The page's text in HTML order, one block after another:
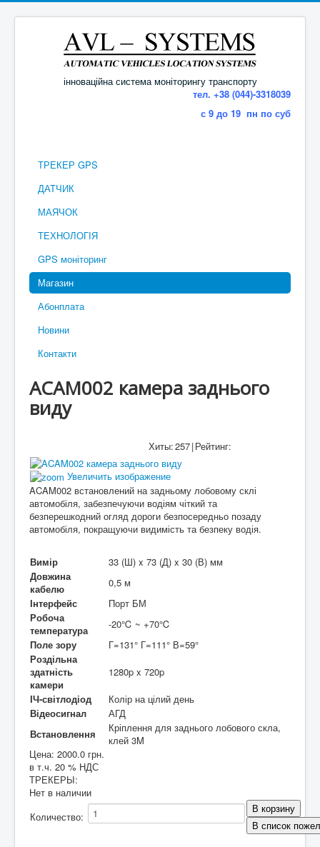
інноваційна система моніторингу транспорту
тел. +38 (044)-3318039
с 9 до 19 пн по суб
ТРЕКЕР GPS
ДАТЧИК
МАЯЧОК
ТЕХНОЛОГІЯ
GPS моніторинг
Магазин
Абонплата
Новини
Контакти
ACAM002 камера заднього
виду
Хиты:257|Рейтинг:
Увеличить изображение
ACAM002 встановлений на задньому лобовому склі
автомобіля, забезпечуючи водіям чіткий та
безперешкодний огляд дороги безпосередньо позаду
автомобіля, покращуючи видимість та безпеку водія.
Вимір
33 (Ш) x 73 (Д) x 30 (В) мм
Довжина
кабелю
0,5 м
Інтерфейс
Порт БМ
Робоча
температура
-20℃ ~ +70℃
Поле зору
Г=131° Г=111° В=59°
Роздільна
здатність
камери
1280p x 720p
ІЧ-світлодіод
Колір на цілий день
Відеосигнал
АГД
Встановлення
Кріплення для заднього лобового скла,
клей 3M
Цена: 2000.0 грн.
в т.ч. 20 % НДС
ТРЕКЕРЫ:
Нет в наличии
Количество: